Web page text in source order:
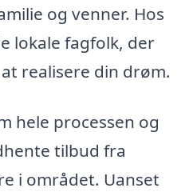
og venner. Hos
lokale fagfolk, der
realisere din drøm.
hele processen og
tilbud fra
i området. Uanset